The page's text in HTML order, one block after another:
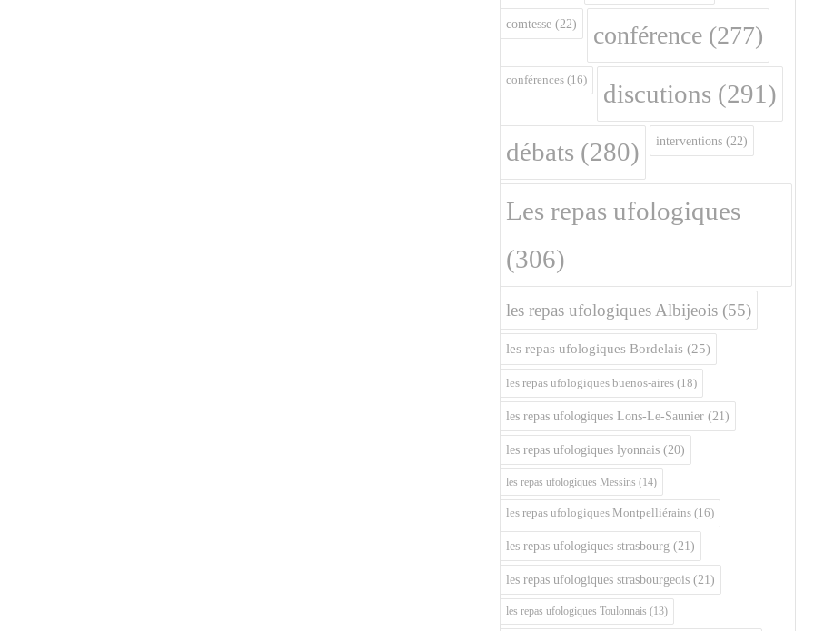
comtesse (22) conférence (277)
conférences (16) discutions (291)
débats (280) interventions (22)
Les repas ufologiques
(306)
les repas ufologiques Albijeois (55)
les repas ufologiques Bordelais (25)
les repas ufologiques buenos-aires (18)
les repas ufologiques Lons-Le-Saunier (21)
les repas ufologiques lyonnais (20)
les repas ufologiques Messins (14)
les repas ufologiques Montpelliérains (16)
les repas ufologiques strasbourg (21)
les repas ufologiques strasbourgeois (21)
les repas ufologiques Toulonnais (13)